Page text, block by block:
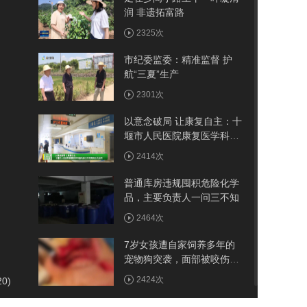
润 非遗拓富路
2325次
市纪委监委：精准监督 护
航“三夏”生产
2301次
以意念破局 让康复自主：十
堰市人民医院康复医学科脑
机接口示范病房正式启用
2414次
普通库房违规囤积危险化学
品，主要负责人一问三不知
2464次
7岁女孩遭自家饲养多年的
宠物狗突袭，面部被咬伤10
多处，嘴唇被撕裂
2424次